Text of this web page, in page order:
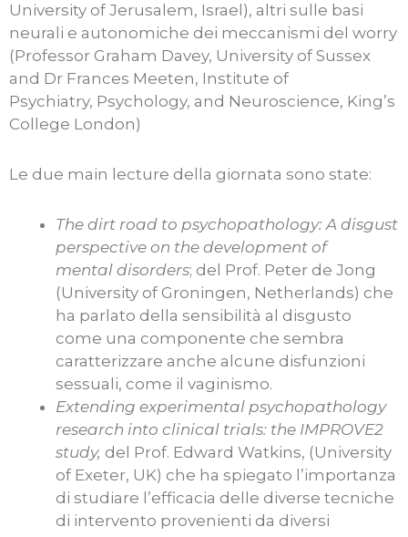
University of Jerusalem, Israel), altri sulle basi
neurali e autonomiche dei meccanismi del worry
(Professor Graham Davey, University of Sussex
and Dr Frances Meeten, Institute of
Psychiatry, Psychology, and Neuroscience, King’s
College London)
Le due main lecture della giornata sono state:
The dirt road to psychopathology: A disgust
perspective on the development of
mental disorders; del Prof. Peter de Jong
(University of Groningen, Netherlands) che
ha parlato della sensibilità al disgusto
come una componente che sembra
caratterizzare anche alcune disfunzioni
sessuali, come il vaginismo.
Extending experimental psychopathology
research into clinical trials: the IMPROVE2
study, del Prof. Edward Watkins, (University
of Exeter, UK) che ha spiegato l’importanza
di studiare l’efficacia delle diverse tecniche
di intervento provenienti da diversi